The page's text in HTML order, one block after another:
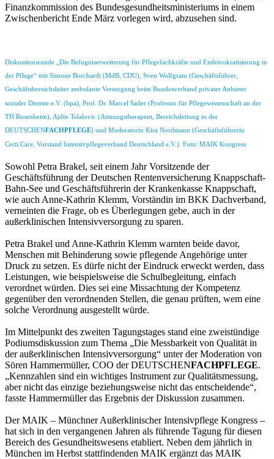
Finanzkommission des Bundesgesundheitsministeriums in einem
Zwischenbericht Ende März vorlegen wird, abzusehen sind.
Diskussionsrunde „Die Befugniserweiterung für Pflegefachkräfte und Entbürokratisierung in
der Pflege“ mit Simone Borchardt (MdB, CDU), Sven Wolfgram (Geschäftsführer,
Geschäftsbereichsleiter ambulante Versorgung beim Bundesverband privater Anbieter
sozialer Dienste e.V. (bpa), Prof. Dr. Marcel Sailer (Professor für Pflegewissenschaft an der
TH Rosenheim), Ajdin Telalovic (Atmungstherapeut, Bereichsleitung in der
DEUTSCHENFACHPFLEGE) und Moderatorin Kira Nordmann (Geschäftsführerin
Certi.Care, Vorstand Intensivpflegeverband Deutschland e.V.). Foto: MAIK Kongress
Sowohl Petra Brakel, seit einem Jahr Vorsitzende der
Geschäftsführung der Deutschen Rentenversicherung Knappschaft-
Bahn-See und Geschäftsführerin der Krankenkasse Knappschaft,
wie auch Anne-Kathrin Klemm, Vorständin im BKK Dachverband,
verneinten die Frage, ob es Überlegungen gebe, auch in der
außerklinischen Intensivversorgung zu sparen.
Petra Brakel und Anne-Kathrin Klemm warnten beide davor,
Menschen mit Behinderung sowie pflegende Angehörige unter
Druck zu setzen. Es dürfe nicht der Eindruck erweckt werden, dass
Leistungen, wie beispielsweise die Schulbegleitung, einfach
verordnet würden. Dies sei eine Missachtung der Kompetenz
gegenüber den verordnenden Stellen, die genau prüften, wem eine
solche Verordnung ausgestellt würde.
Im Mittelpunkt des zweiten Tagungstages stand eine zweistündige
Podiumsdiskussion zum Thema „Die Messbarkeit von Qualität in
der außerklinischen Intensivversorgung“ unter der Moderation von
Sören Hammermüller, COO der DEUTSCHENFACHPFLEGE.
„Kennzahlen sind ein wichtiges Instrument zur Qualitätsmessung,
aber nicht das einzige beziehungsweise nicht das entscheidende“,
fasste Hammermüller das Ergebnis der Diskussion zusammen.
Der MAIK – Münchner Außerklinischer Intensivpflege Kongress –
hat sich in den vergangenen Jahren als führende Tagung für diesen
Bereich des Gesundheitswesens etabliert. Neben dem jährlich in
München im Herbst stattfindenden MAIK ergänzt das MAIK